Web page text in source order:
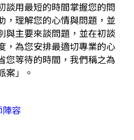
談用最短的時間掌握您的問
，理解您的心情與問題，並
與主要來談問題，並在初談
，為您安排最適切專業的心
您等待的時間，我們稱之為
案」。
容